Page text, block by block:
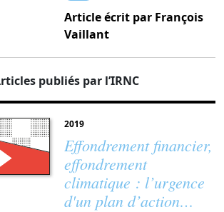
Article écrit par François
Vaillant
publiés par l’IRNC
2019
Effondrement financier,
effondrement
climatique : l’urgence
d'un plan d’action…